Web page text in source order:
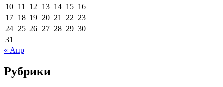
10 11 12 13 14 15 16
17 18 19 20 21 22 23
24 25 26 27 28 29 30
31
« Апр
Рубрики